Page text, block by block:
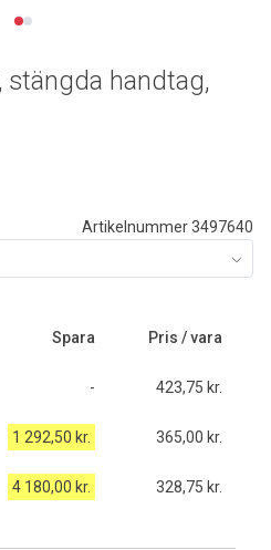
Artikelnummer 3497640
Spara Pris / vara
- 423,75 kr.
1 292,50 kr. 365,00 kr.
4 180,00 kr. 328,75 kr.
stängda handtag,